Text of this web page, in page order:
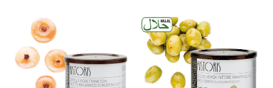
Tomatoes
Tomatoes